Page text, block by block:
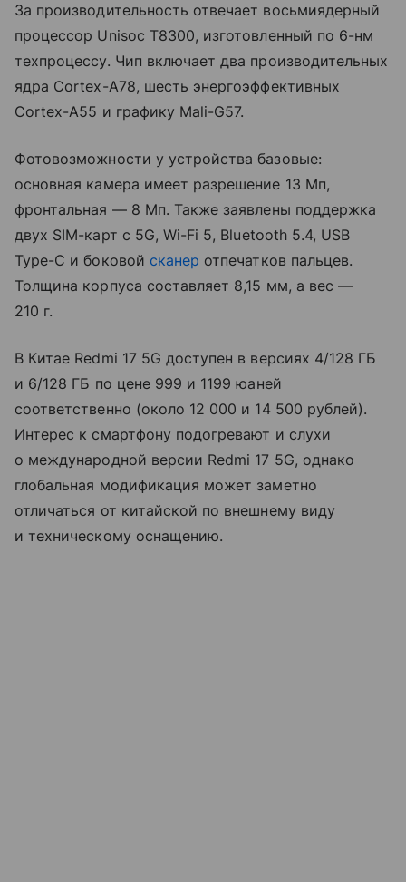
За производительность отвечает восьмиядерный
процессор Unisoc T8300, изготовленный по 6-нм
техпроцессу. Чип включает два производительных
ядра Cortex-A78, шесть энергоэффективных
Cortex-A55 и графику Mali-G57.
Фотовозможности у устройства базовые:
основная камера имеет разрешение 13 Мп,
фронтальная — 8 Мп. Также заявлены поддержка
двух SIM-карт с 5G, Wi-Fi 5, Bluetooth 5.4, USB
Type-C и боковой сканер отпечатков пальцев.
Толщина корпуса составляет 8,15 мм, а вес —
210 г.
В Китае Redmi 17 5G доступен в версиях 4/128 ГБ
и 6/128 ГБ по цене 999 и 1199 юаней
соответственно (около 12 000 и 14 500 рублей).
Интерес к смартфону подогревают и слухи
о международной версии Redmi 17 5G, однако
глобальная модификация может заметно
отличаться от китайской по внешнему виду
и техническому оснащению.